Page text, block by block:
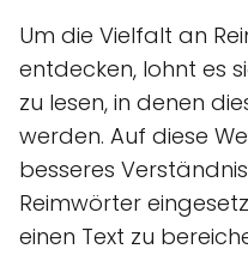
Um die Vielfalt an
entdecken, lohnt es
zu lesen, in denen
werden. Auf diese
besseres
Reimwörter
einen Text zu